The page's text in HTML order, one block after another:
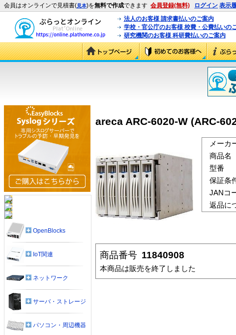
会員はオンラインで見積書(見本)を無料で作成できます 会員登録(無料) ログイン 表示
法人のお客様 請求書払いのご案内
学校・官公庁のお客様 校費・公費払いの
研究機関のお客様 科研費払いのご案内
areca ARC-6020-W (ARC-
メーカ
商品名
型番
保証条
JANコ
返品に
商品番号 11840908
本商品は販売を終了しました
OpenBlocks
IoT関連
ネットワーク
サーバ・ストレージ
パソコン・周辺機器